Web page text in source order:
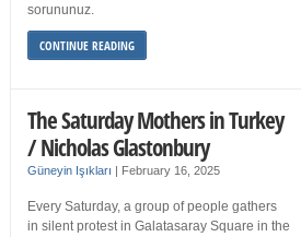
sorununuz.
CONTINUE READING
The Saturday Mothers in Turkey
/ Nicholas Glastonbury
Güneyin Işıkları | February 16, 2025
Every Saturday, a group of people gathers
in silent protest in Galatasaray Square in the